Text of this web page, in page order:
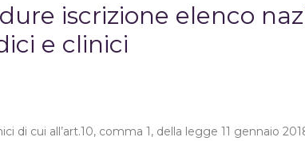
iscrizione elenco
e clinici
cui all’art.10, comma 1, della legge 11 gennaio